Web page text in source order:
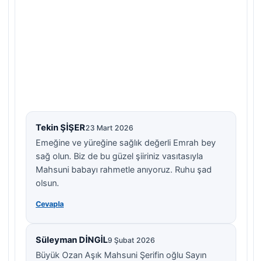
Tekin ŞİŞER23 Mart 2026
Emeğine ve yüreğine sağlık değerli Emrah bey
sağ olun. Biz de bu güzel şiiriniz vasıtasıyla
Mahsuni babayı rahmetle anıyoruz. Ruhu şad
olsun.
Cevapla
Süleyman DİNGİL9 Şubat 2026
Büyük Ozan Aşık Mahsuni Şerifin oğlu Sayın